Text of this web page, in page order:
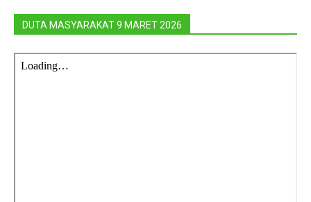
DUTA MASYARAKAT 9 MARET 2026